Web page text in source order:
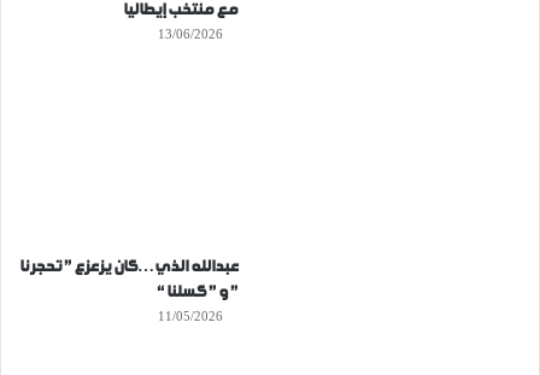
مع منتخب إيطاليا
13/06/2026
عبدالله الذي…كان يزعزع ” تحجرنا
” و ” كسلنا “
11/05/2026